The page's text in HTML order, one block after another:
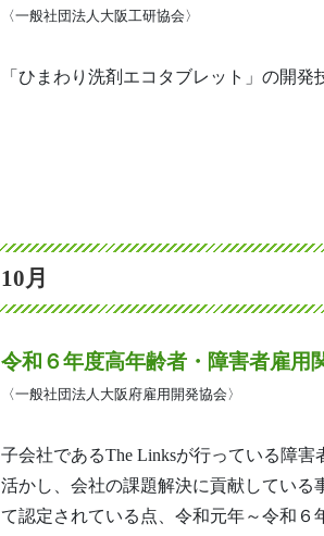
〈一般社団法人大阪工研協会〉
「ひまわり洗剤エコタブレット」の開発
10月
令和６年度高年齢者・障害者雇用
〈一般社団法人大阪府雇用開発協会〉
子会社であるThe Linksが行っている障
活かし、会社の課題解決に貢献している
て認定されている点、令和元年～令和